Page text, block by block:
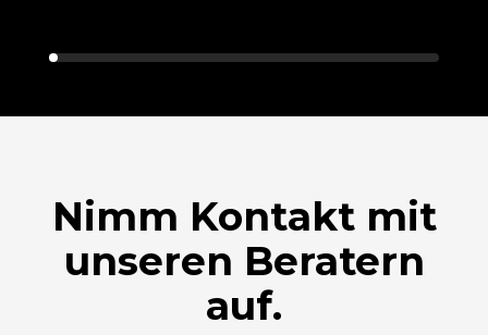
Nimm Kontakt mit
unseren Beratern
auf.